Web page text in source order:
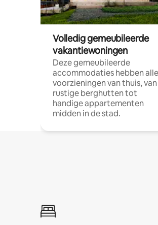
Volledig gemeubileerde
vakantiewoningen
Deze gemeubileerde
accommodaties hebben alle
voorzieningen van thuis, van
rustige berghutten tot
handige appartementen
midden in de stad.